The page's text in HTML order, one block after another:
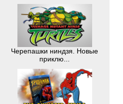
Черепашки ниндзя. Новые
приклю...